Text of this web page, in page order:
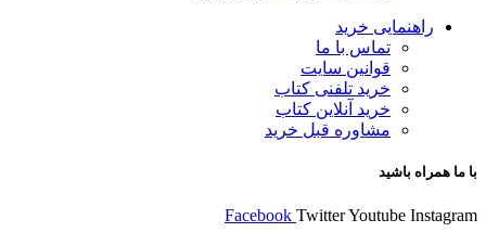
راهنمایی خرید
تماس با ما
قوانین سایت
خرید تلفنی کتاب
خرید آنلاین کتاب
مشاوره قبل خرید
با ما همراه باشید
Facebook TwitterYoutube Instagram